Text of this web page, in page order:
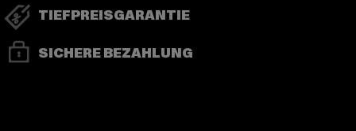
TIEFPREISGARANTIE
SICHERE BEZAHLUNG